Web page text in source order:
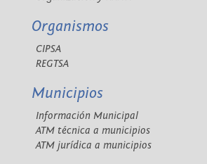
Organismos
CIPSA
REGTSA
Municipios
Información Municipal
ATM técnica a municipios
ATM jurídica a municipios